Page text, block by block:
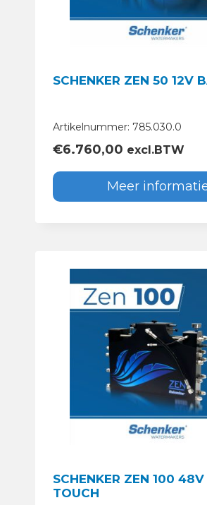
SCHENKER ZEN 50 12V
Artikelnummer: 785.030.0
€6.760,00 excl.BTW
Meer
SCHENKER ZEN 100 48V
TOUCH